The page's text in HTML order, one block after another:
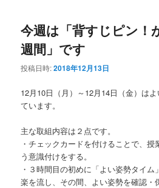
今週は「背すじピン！
週間」です
投稿日時:2018年12月13日
12月10日（月）～12月14日（金）は
ています。
主な取組内容は２点です。
・チェックカードを付けることで、授
う意識付けをする。
・３時間目の初めに「よい姿勢タイ
楽を流し、その間、よい姿勢を確認・